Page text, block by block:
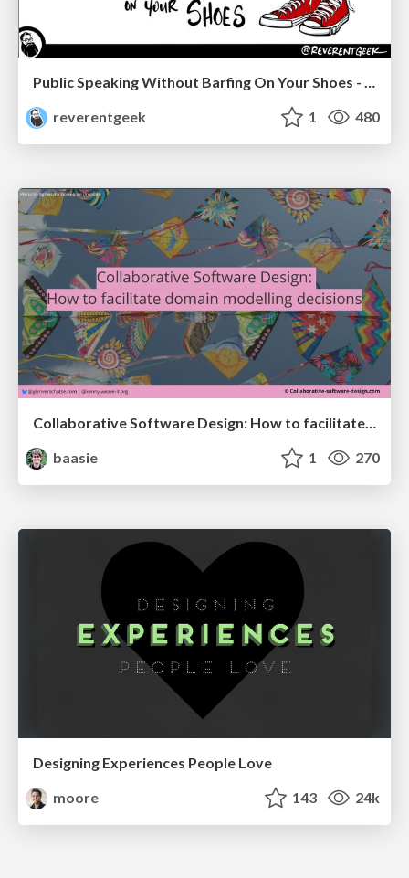
Public Speaking Without Barfing On Your Shoes - THAT 2023
reverentgeek
1 480
baasie
1 270
Designing Experiences People Love
moore
143 24k